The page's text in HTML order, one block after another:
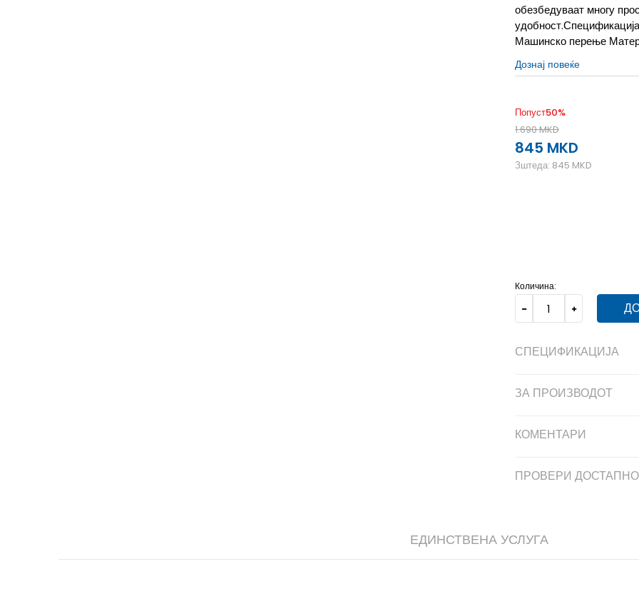
обезбедуваат многу
Машинско перење
Дознај повеќе
Попуст50%
1.690MKD
845 MKD
Зштеда: 845 MKD
Количина:
СПЕЦИФИКАЦИЈА
ЗА ПРОИЗВОДОТ
КОМЕНТАРИ
ПРОВЕРИ
ЕДИНСТВЕНА УСЛУГА